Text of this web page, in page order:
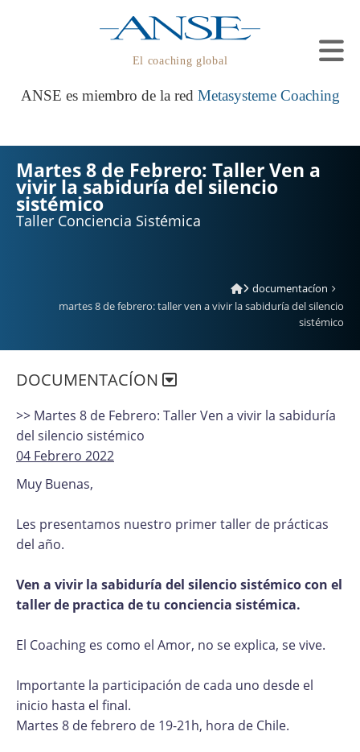
El coaching global
ANSE es miembro de la red Metasysteme Coaching
Martes 8 de Febrero: Taller Ven a
vivir la sabiduría del silencio
sistémico
Taller Conciencia Sistémica
documentacíon
martes 8 de febrero: taller ven a vivir la sabiduría del silencio
sistémico
DOCUMENTACÍON
>> Martes 8 de Febrero: Taller Ven a vivir la sabiduría
del silencio sistémico
04 Febrero 2022
Muy Buenas,
Les presentamos nuestro primer taller de prácticas
del año.
Ven a vivir la sabiduría del silencio sistémico con el
taller de practica de tu conciencia sistémica.
El Coaching es como el Amor, no se explica, se vive.
Importante la participación de cada uno desde el
inicio hasta el final.
Martes 8 de febrero de 19-21h, hora de Chile.